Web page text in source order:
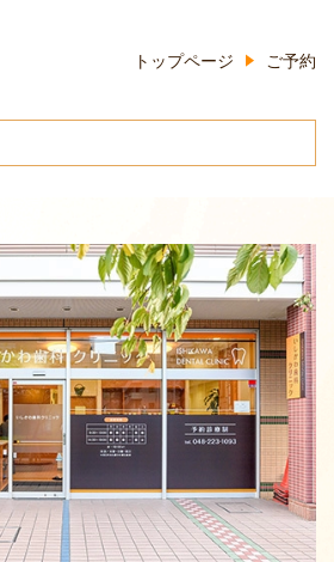
トップページ ご予約